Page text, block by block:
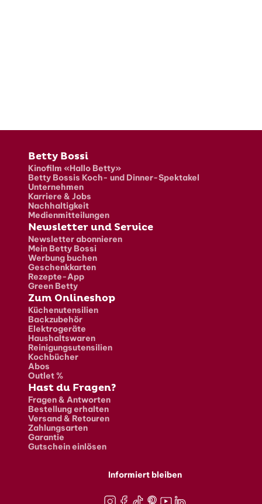
Fusszeile
Betty Bossi
Kinofilm «Hallo Betty»
Betty Bossis Koch- und Dinner-Spektakel
Unternehmen
Karriere & Jobs
Nachhaltigkeit
Medienmitteilungen
Newsletter und Service
Newsletter abonnieren
Mein Betty Bossi
Werbung buchen
Geschenkkarten
Rezepte-App
Green Betty
Zum Onlineshop
Küchenutensilien
Backzubehör
Elektrogeräte
Haushaltswaren
Reinigungsutensilien
Kochbücher
Abos
Outlet %
Hast du Fragen?
Fragen & Antworten
Bestellung erhalten
Versand & Retouren
Zahlungsarten
Garantie
Gutschein einlösen
Informiert bleiben